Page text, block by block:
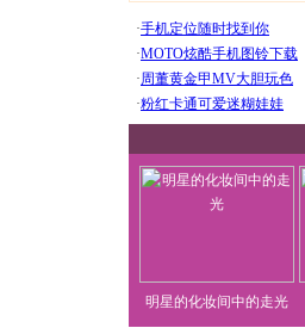
明星的化妆间中的走光